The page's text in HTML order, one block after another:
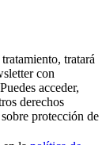
tratará
con
acceder,
derechos
protección de